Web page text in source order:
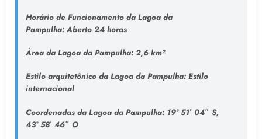
Horário de Funcionamento da Lagoa da
Pampulha:Aberto 24 horas
Área da Lagoa da Pampulha:2,6 km²
Estilo arquitetônico da Lagoa da Pampulha:Estilo
internacional
Coordenadas da Lagoa da Pampulha:19° 51′ 04″ S,
43° 58′ 46″ O